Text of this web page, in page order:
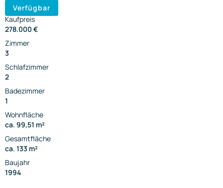
Verfügbar
Kaufpreis
278.000 €
Zimmer
3
Schlafzimmer
2
Badezimmer
1
Wohnfläche
ca. 99,51 m²
Gesamtfläche
ca. 133 m²
Baujahr
1994